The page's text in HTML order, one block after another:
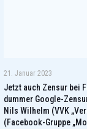
21. Januar 2023
Jetzt auch Zensur bei
dummer Google-
Nils Wilhelm (VVK
(Facebook-Gruppe